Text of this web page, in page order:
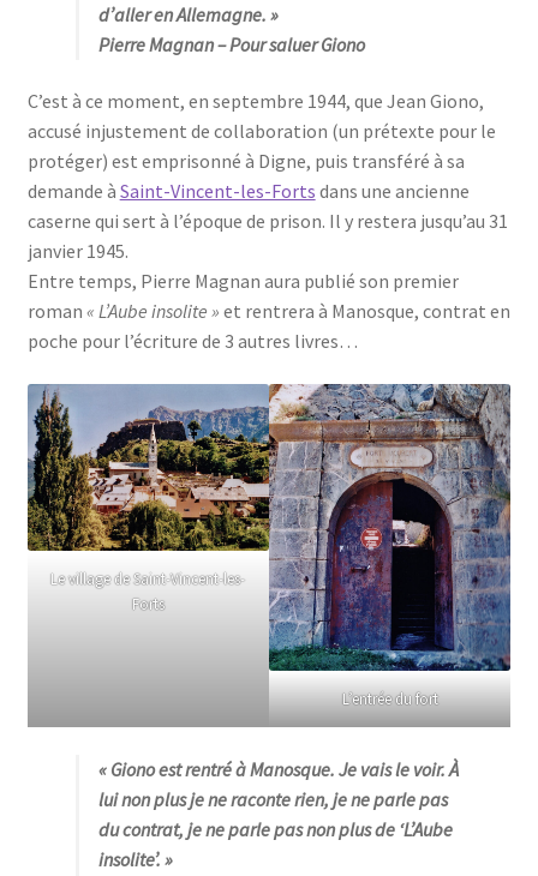
d’aller en Allemagne. »
Pierre Magnan– Pour saluer Giono
C’est à ce moment, en septembre 1944, que Jean Giono,
accusé injustement de collaboration (un prétexte pour le
protéger) est emprisonné à Digne, puis transféré à sa
demande à Saint-Vincent-les-Forts dans une ancienne
caserne qui sert à l’époque de prison. Il y restera jusqu’au 31
janvier 1945.
Entre temps, Pierre Magnan aura publié son premier
roman « L’Aube insolite » et rentrera à Manosque, contrat en
poche pour l’écriture de 3 autres livres…
Le village de Saint-Vincent-les-
Forts
L’entrée du fort
« Giono est rentré à Manosque. Je vais le voir. À
lui non plus je ne raconte rien, je ne parle pas
du contrat, je ne parle pas non plus de ‘L’Aube
insolite’. »